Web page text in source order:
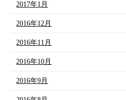
2017年1月
2016年12月
2016年11月
2016年10月
2016年9月